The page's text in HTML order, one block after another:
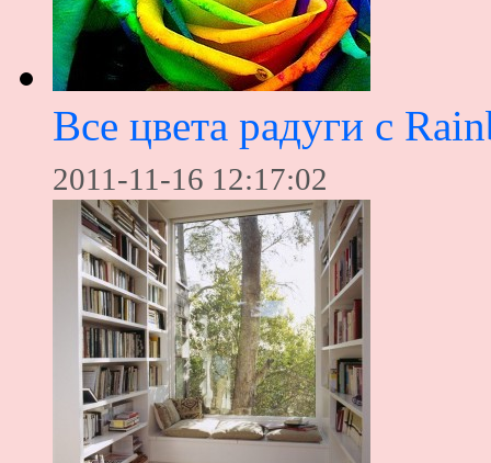
Все цвета радуги с
2011-11-16 12:17:02